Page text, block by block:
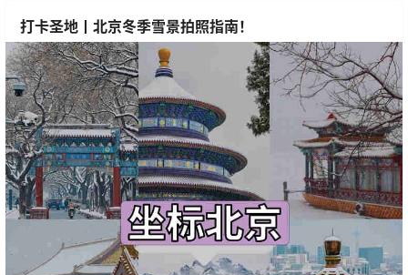
打卡圣地丨北京冬季雪景拍照指南！